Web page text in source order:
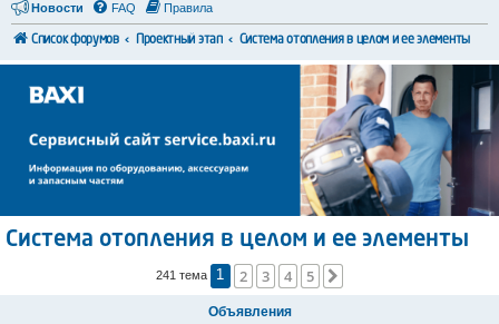
Новости FAQ Правила
Список форумов Проектный этап Система отопления в целом и ее элементы
Система отопления в целом и ее элементы
241 тема 1 2 3 4 5
Объявления